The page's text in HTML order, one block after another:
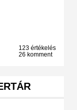
123 értékelés
26 komment